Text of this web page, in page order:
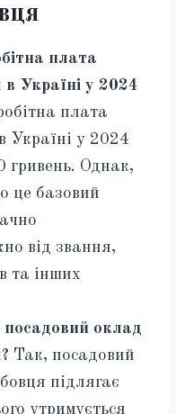
плата
Україні у 2024
плата
Україні у 2024
гривень. Однак,
це базовий
від звання,
та інших
посадовий оклад
Так, посадовий
підлягає
утримується